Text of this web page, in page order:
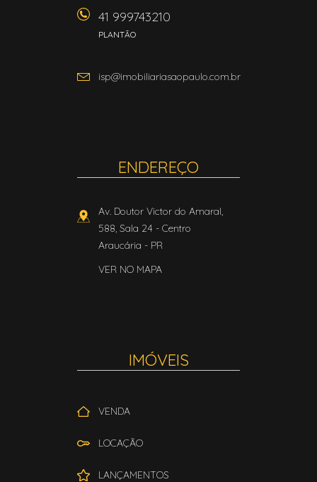
41 999743210
PLANTÃO
isp@imobiliariasaopaulo.com.br
ENDEREÇO
Av. Doutor Victor do Amaral,
588, Sala 24 - Centro
Araucária - PR
VER NO MAPA
IMÓVEIS
VENDA
LOCAÇÃO
LANÇAMENTOS